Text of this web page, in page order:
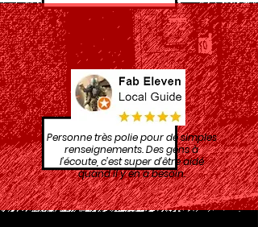
Personne très polie pour de simples
renseignements. Des gens à
l’écoute, c’est super d’être aidé
quand il y en a besoin.